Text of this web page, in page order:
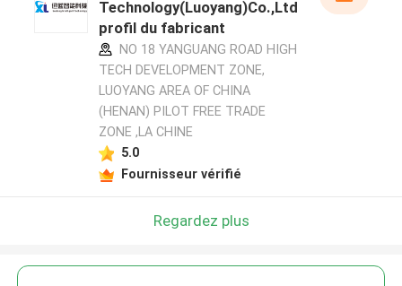
Technology(Luoyang)Co.,Ltd
profil du fabricant
NO 18 YANGUANG ROAD HIGH
TECH DEVELOPMENT ZONE,
LUOYANG AREA OF CHINA
(HENAN) PILOT FREE TRADE
ZONE ,LA CHINE
5.0
Fournisseur vérifié
Regardez plus